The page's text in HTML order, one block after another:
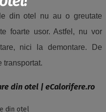
din otel nu au o greutate
foarte usor. Astfel, nu vor
nici la demontare. De
transportat.
din otel | eCalorifere.ro